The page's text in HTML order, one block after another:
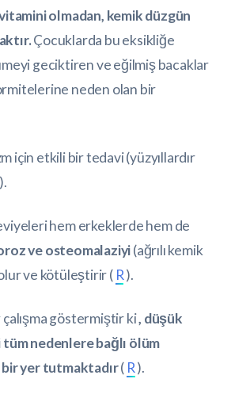
olmadan, kemik düzgün
Çocuklarda bu eksikliğe
geciktiren ve eğilmiş bacaklar
neden olan bir
için etkili bir tedavi (yüzyıllardır
).
hem erkeklerde hem de
ve osteomalaziyi(ağrılı kemik
ve kötüleştirir ( R).
çalışma göstermiştir ki, düşük
nedenlere bağlı ölüm
yer tutmaktadır( R).